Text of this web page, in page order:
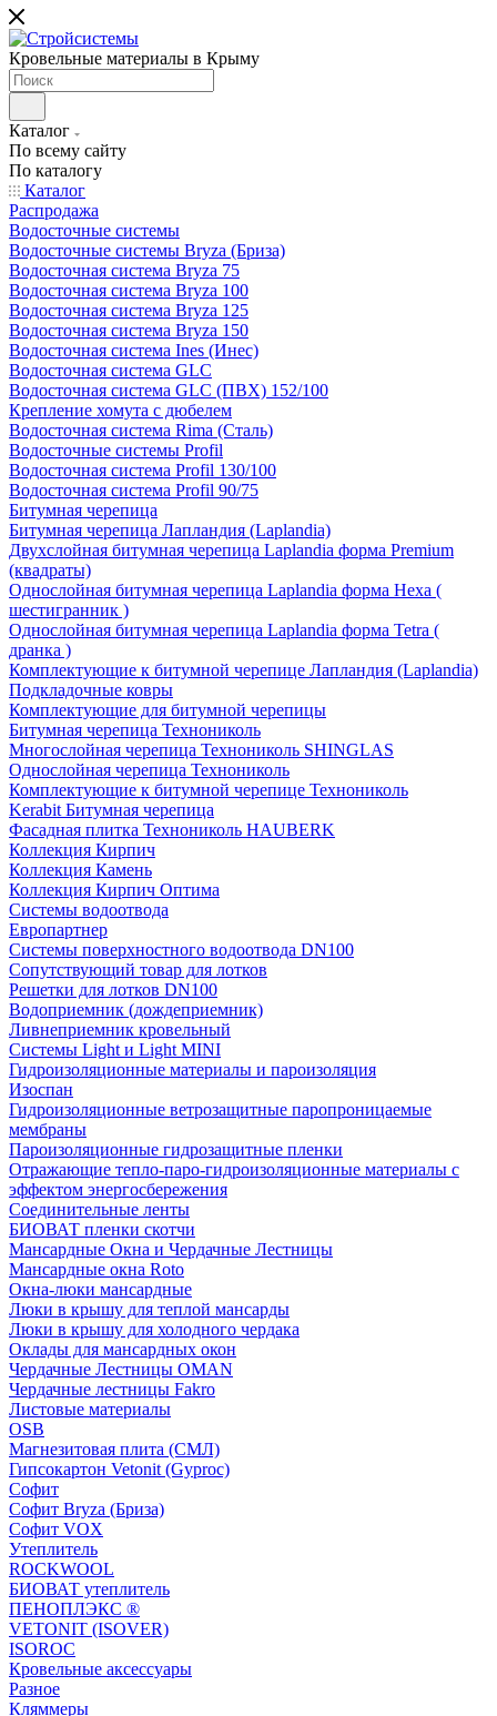
Кровельные материалы в Крыму
Каталог
По всему сайту
По каталогу
Каталог
Распродажа
Водосточные системы
Водосточные системы Bryza (Бриза)
Водосточная система Bryza 75
Водосточная система Bryza 100
Водосточная система Bryza 125
Водосточная система Bryza 150
Водосточная система Ines (Инес)
Водосточная система GLC
Водосточная система GLC (ПВХ) 152/100
Крепление хомута с дюбелем
Водосточная система Rima (Сталь)
Водосточные системы Profil
Водосточная система Profil 130/100
Водосточная система Profil 90/75
Битумная черепица
Битумная черепица Лапландия (Laplandia)
Двухслойная битумная черепица Laplandia форма Premium
(квадраты)
Однослойная битумная черепица Laplandia форма Hexa (
шестигранник )
Однослойная битумная черепица Laplandia форма Tetra (
дранка )
Комплектующие к битумной черепице Лапландия (Laplandia)
Подкладочные ковры
Комплектующие для битумной черепицы
Битумная черепица Технониколь
Многослойная черепица Технониколь SHINGLAS
Однослойная черепица Технониколь
Комплектующие к битумной черепице Технониколь
Kerabit Битумная черепица
Фасадная плитка Технониколь HAUBERK
Кол​лекция Кирпич
Кол​лекция Камень
Коллекция Кирпич Оптима
Системы водоотвода
Европартнер
Системы поверхностного водоотвода DN100
Сопутствующий товар для лотков
Решетки для лотков DN100
Водоприемник (дождеприемник)
Ливнеприемник кровельный
Системы Light и Light MINI
Гидроизоляционные материалы и пароизоляция
Изоспан
Гидроизоляционные ветрозащитные паропроницаемые
мембраны
Пароизоляционные гидрозащитные пленки
Отражающие тепло-паро-гидроизоляционные материалы с
эффектом энергосбережения
Соединительные ленты
БИОВАТ пленки скотчи
Мансардные Окна и Чердачные Лестницы
Мансардные окна Roto
Окна-люки мансардные
Люки в крышу для теплой мансарды
Люки в крышу для холодного чердака
Оклады для мансардных окон
Чердачные Лестницы OMAN
Чердачные лестницы Fakro
Листовые материалы
OSB
Магнезитовая плита (СМЛ)
Гипсокартон Vetonit (Gyproc)
Софит
Софит Bryza (Бриза)
Софит VOX
Утеплитель
ROCKWOOL
БИОВАТ утеплитель
ПЕНОПЛЭКС ®
VETONIT (ISOVER)
ISOROC
Кровельные аксессуары
Разное
Кляммеры